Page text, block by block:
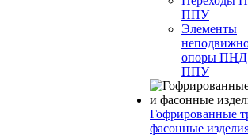
ППУ
Элементы
опоры ПНД
ППУ
Гофрированные
фасонные